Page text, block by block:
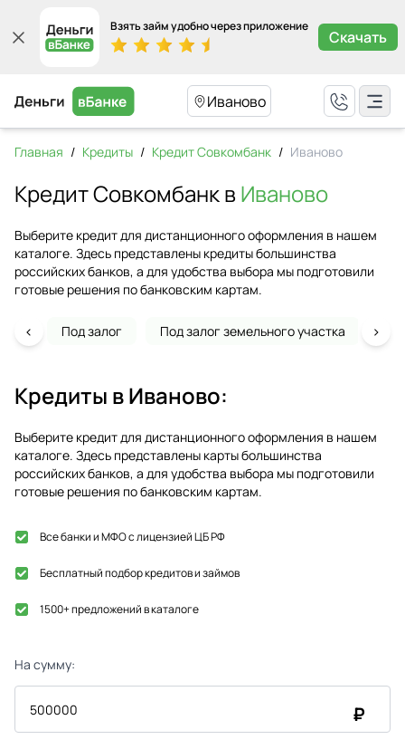
Взять займ удобно через приложение
Скачать
Иваново
Главная / Кредиты / Кредит Совкомбанк / Иваново
Кредит Совкомбанк вИваново
Выберите кредит для дистанционного оформления в нашем
каталоге. Здесь представлены кредиты большинства
российских банков, а для удобства выбора мы подготовили
готовые решения по банковским картам.
Под залог Под залог земельного участка
‹ ›
Кредиты вИваново:
Выберите кредит для дистанционного оформления в нашем
каталоге. Здесь представлены карты большинства
российских банков, а для удобства выбора мы подготовили
готовые решения по банковским картам.
Все банки и МФО с лицензией ЦБ РФ
Бесплатный подбор кредитов и займов
1500+ предложений в каталоге
На сумму:
₽